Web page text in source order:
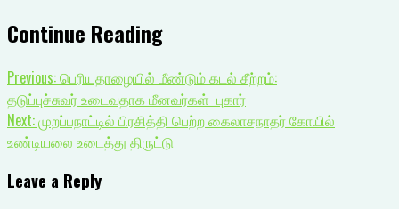
Continue Reading
Previous:பெரியதாழையில் மீண்டும் கடல் சீற்றம்:
தடுப்புச்சுவர் உடைவதாக மீனவர்கள் புகார்
Next:முறப்பநாட்டில் பிரசித்தி பெற்ற கைலாசநாதர் கோயில்
உண்டியலை உடைத்து திருட்டு
Leave a Reply